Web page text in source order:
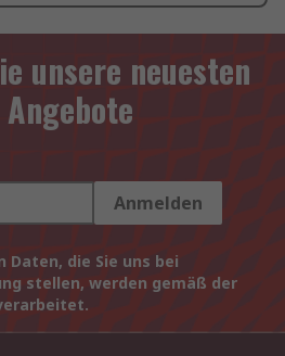
unsere neuesten
Anmelden
Daten, die Sie uns bei
stellen, werden gemäß der